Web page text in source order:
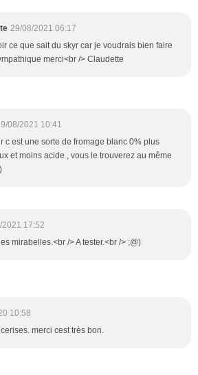
29/08/2021 06:17
ce que sait du skyr car je voudrais bien faire
merci<br /> Claudette
08/2021 10:41
c est une sorte de fromage blanc 0% plus
et moins acide , vous le trouverez au même
2021 17:52
mirabelles.<br /> A tester.<br /> ;@)
10:58
merci cest très bon.